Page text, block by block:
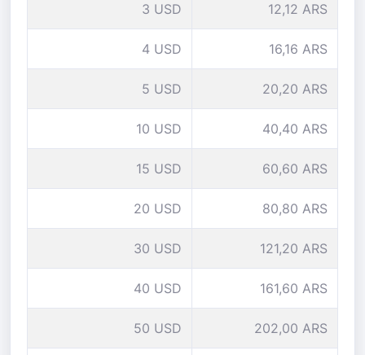
3 USD 12,12 ARS
4 USD 16,16 ARS
5 USD 20,20 ARS
10 USD 40,40 ARS
15 USD 60,60 ARS
20 USD 80,80 ARS
30 USD 121,20 ARS
40 USD 161,60 ARS
50 USD 202,00 ARS